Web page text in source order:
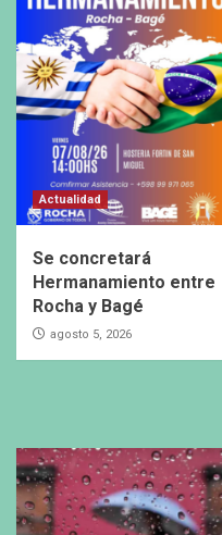
Actualidad
Se concretará
Hermanamiento entre
Rocha y Bagé
agosto 5, 2026